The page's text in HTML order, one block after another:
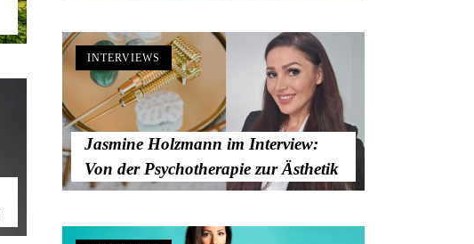
Jasmine Holzmann im Interview:
Von der Psychotherapie zur Ästhetik
INTERVIEWS